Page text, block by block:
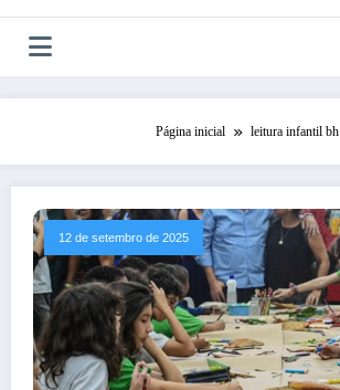
Página inicial leitura infantil bh
12 de setembro de 2025